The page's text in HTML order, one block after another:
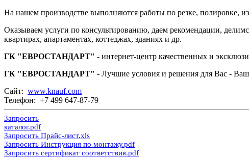
На нашем производстве выполняются работы по резке, полировке,
Оказываем услуги по консультированию, даем рекомендации,
квартирах, апартаментах, коттеджах, зданиях и др.
ГК "ЕВРОСТАНДАРТ" - интернет-центр качественных и
ГК "ЕВРОСТАНДАРТ" - Лучшие условия и решения для Вас - Ваш
Сайт: www.knauf.com
Телефон: +7 499 647-87-79
Запросить
каталог.pdf
Запросить Прайс-лист.xls
Запросить Инструкция по монтажу.pdf
Запросить сертификат соответствия.pdf